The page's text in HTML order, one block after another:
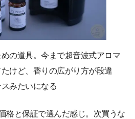
の道具。今まで超音波式アロマ
けど、香りの広がり方が段違
みたいになる
格と保証で選んだ感じ。次買うな